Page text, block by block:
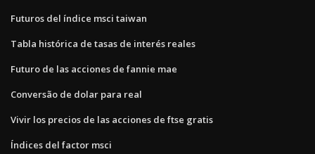
Futuros del índice msci taiwan
Tabla histórica de tasas de interés reales
Futuro de las acciones de fannie mae
Conversão de dolar para real
Vivir los precios de las acciones de ftse gratis
Índices del factor msci